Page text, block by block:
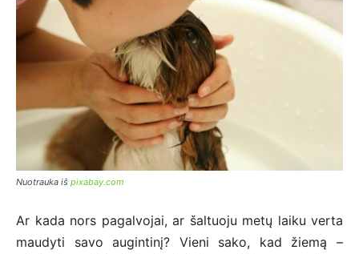
Nuotrauka iš pixabay.com
Ar kada nors pagalvojai, ar šaltuoju metų laiku verta
maudyti savo augintinį? Vieni sako, kad žiemą –